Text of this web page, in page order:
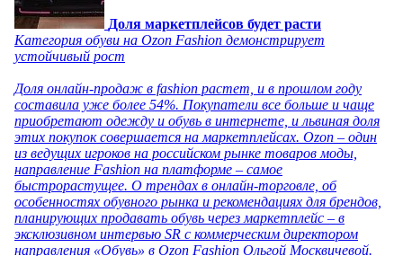
Доля маркетплейсов будет расти
Категория обуви на Ozon Fashion демонстрирует
устойчивый рост
Доля онлайн-продаж в fashion растет, и в прошлом году
составила уже более 54%. Покупатели все больше и чаще
приобретают одежду и обувь в интернете, и львиная доля
этих покупок совершается на маркетплейсах. Ozon – один
из ведущих игроков на российском рынке товаров моды,
направление Fashion на платформе – самое
быстрорастущее. О трендах в онлайн-торговле, об
особенностях обувного рынка и рекомендациях для брендов,
планирующих продавать обувь через маркетплейс – в
эксклюзивном интервью SR с коммерческим директором
направления «Обувь» в Ozon Fashion Ольгой Москвичевой.